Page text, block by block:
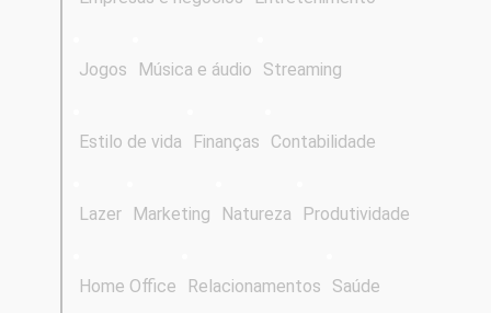
Jogos Música e áudio Streaming
Estilo de vida Finanças Contabilidade
Lazer Marketing Natureza Produtividade
Home Office Relacionamentos Saúde